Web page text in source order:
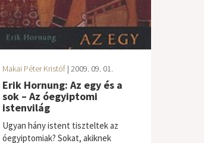
Makai Péter Kristóf | 2009. 09. 01.
Erik Hornung: Az egy és a
sok – Az óegyiptomi
istenvilág
Ugyan hány istent tiszteltek az
óegyiptomiak? Sokat, akiknek